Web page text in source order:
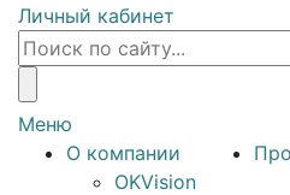
Личный кабинет
Меню
О компании
OKVision